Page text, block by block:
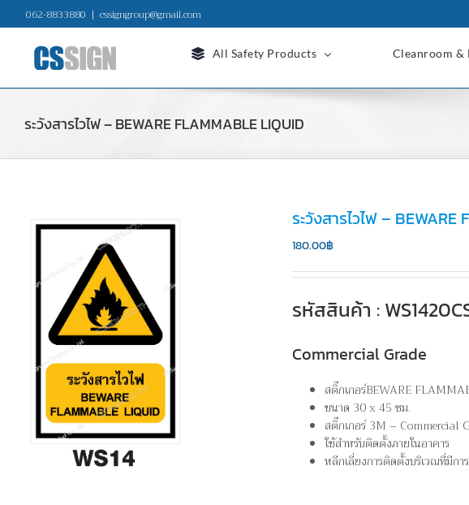
to
content
062-8833880 | cssigngroup@gmail.com
All Safety Products Cleanroom &
ระวังสารไวไฟ – BEWARE FLAMMABLE LIQUID
ระวังสารไวไฟ – BEWARE
180.00฿
รหัสสินค้า :
Commercial Grade
สติ๊กเกอร์BEWARE
ขนาด 30 x 45 ซม.
สติ๊กเกอร์ 3M – Commercial
ใช้สำหรับติดตั้งภายในอาคาร
หลีกเลี่ยงการติดตั้งบริเวณที่มีกา